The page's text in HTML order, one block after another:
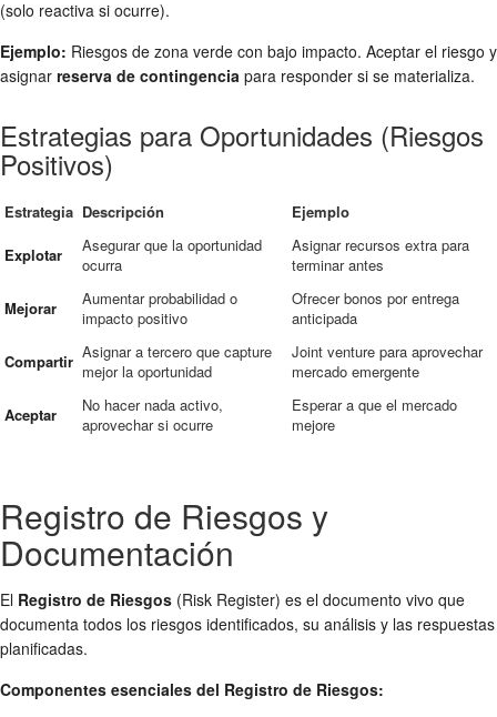
(solo reactiva si ocurre).
Ejemplo: Riesgos de zona verde con bajo impacto. Aceptar el riesgo y
asignar reserva de contingencia para responder si se materializa.
Estrategias para Oportunidades (Riesgos
Positivos)
Estrategia Descripción Ejemplo
Explotar
Asegurar que la oportunidad
ocurra
Asignar recursos extra para
terminar antes
Mejorar
Aumentar probabilidad o
impacto positivo
Ofrecer bonos por entrega
anticipada
Compartir Asignar a tercero que capture
mejor la oportunidad
Joint venture para aprovechar
mercado emergente
Aceptar
No hacer nada activo,
aprovechar si ocurre
Esperar a que el mercado
mejore
Registro de Riesgos y
Documentación
El Registro de Riesgos (Risk Register) es el documento vivo que
documenta todos los riesgos identificados, su análisis y las respuestas
planificadas.
Componentes esenciales del Registro de Riesgos: